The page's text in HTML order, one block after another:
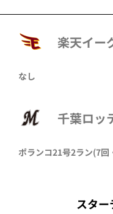
楽天イー
なし
千葉ロッ
ポランコ21号2ラン(7回
スター